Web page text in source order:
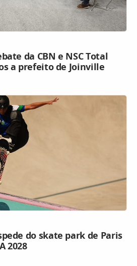
da CBN e NSC Total
a prefeito de Joinville
do skate park de Paris
2028